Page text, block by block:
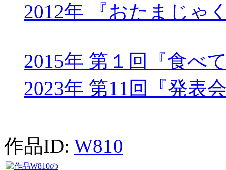
2012年 『おたまじゃ
2015年 第１回『食べ
2023年 第11回『発表
作品ID: W810